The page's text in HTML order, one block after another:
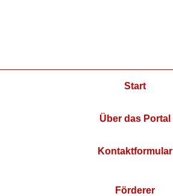
Start
Über das Portal
Kontaktformular
Förderer